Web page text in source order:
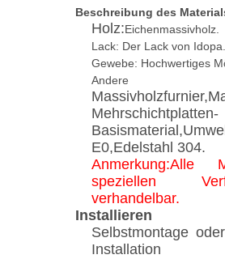
Beschreibung des
Holz:Eichenmassivholz.
Lack: Der Lack von Idopa.
Gewebe: Hochwertiges
Andere
Mehrschichtplatten-
E0,Edelstahl 304.
Anmerkung:Alle
speziellen
verhandelbar.
Installieren
Selbstmontage
Installation